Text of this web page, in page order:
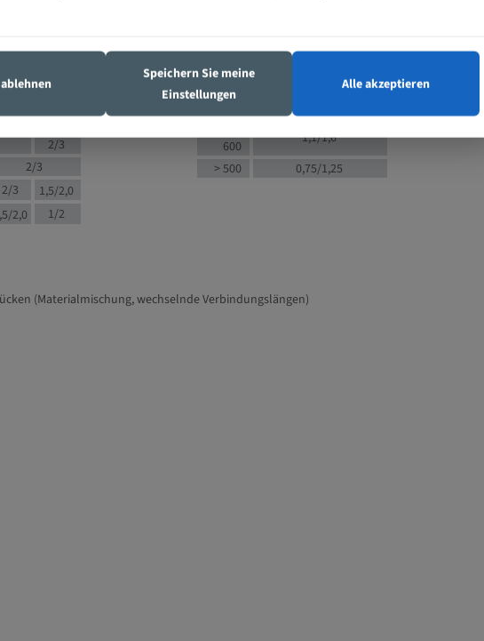
4/5
4/5
2/3
2/3
2/3
1,5/2,0
2,0 1/2
130 -
350
150 -
600
1,1/1,6
> 500
0,75/1,25
(Materialmischung, wechselnde Verbindungslängen)
Speichern Sie meine
Einstellungen
Alle akzeptieren